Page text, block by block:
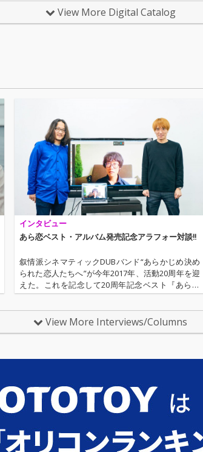
の強度と哀愁を纏った
言葉とメロディーが奏
州にて、田辺玄（WAT
ER WATER CAMEL）が
from sistertail/LLam
ヤーたちのサポートを
受け、良質なメロディ
とイマジナティヴなリ
リックが舞い上がる。
より温かみと質感を増
した独特の透明な声
と、静かな躍動感に満
ちたバンド・サウンド
の幸福な出会い。 さら
トリー・リーディング
によって語られる詩
は、”ことばの人”とし
てのゆーきゃんの横顔
を浮き彫りにする。
View More Digital Catalog
インタビュー
あら恋ベスト・アルバム発売記念アラフォー対談!!
叙情派シネマティックDUBバンド“あらかじめ決め
られた恋人たちへ”が今年2017年、活動20周年を迎
えた。これを記念して20周年記念ベスト『あらか
じめ決められた恋人たちへ- 20th BEST -』をリリー
しい。…View More Interviews/Columns